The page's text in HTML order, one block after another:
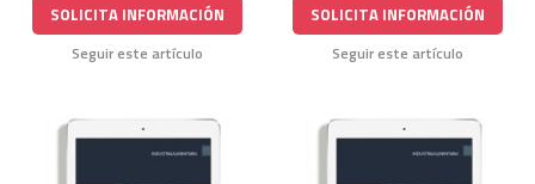
SOLICITA INFORMACIÓN
Seguir este artículo
SOLICITA INFORMACIÓN
Seguir este artículo